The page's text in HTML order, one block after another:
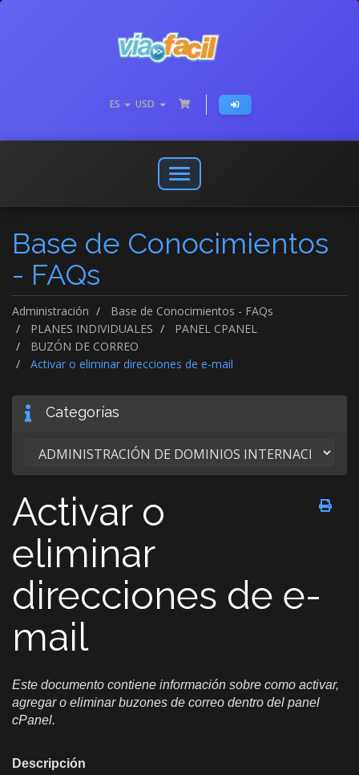
ES USD
Abrir
o
menú
de
Base de Conocimientos
- FAQs
Administración
Base de Conocimientos - FAQs
PLANES INDIVIDUALES
PANEL CPANEL
BUZÓN DE CORREO
Activar o eliminar direcciones de e-mail
Categorías
Activar o
eliminar
direcciones de e-
mail
Este documento contiene información sobre como activar,
agregar o eliminar buzones de correo dentro del panel
cPanel.
Descripción